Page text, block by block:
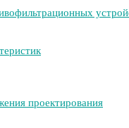
проектирования